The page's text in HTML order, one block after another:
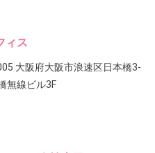
ィス
大阪府大阪市浪速区日本橋3-
無線ビル3F